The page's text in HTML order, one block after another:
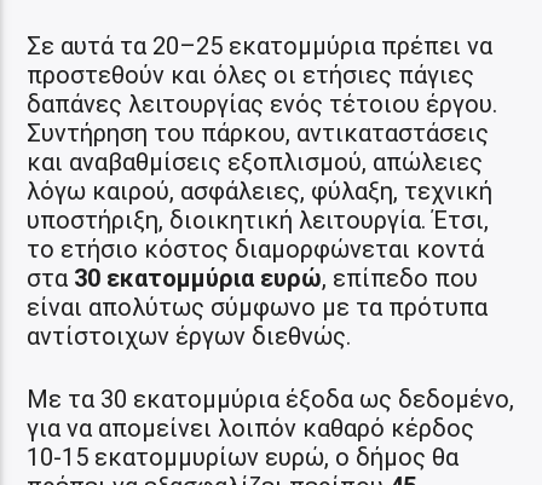
Σε αυτά τα 20–25 εκατομμύρια πρέπει να
προστεθούν και όλες οι ετήσιες πάγιες
δαπάνες λειτουργίας ενός τέτοιου έργου.
Συντήρηση του πάρκου, αντικαταστάσεις
και αναβαθμίσεις εξοπλισμού, απώλειες
λόγω καιρού, ασφάλειες, φύλαξη, τεχνική
υποστήριξη, διοικητική λειτουργία. Έτσι,
το ετήσιο κόστος διαμορφώνεται κοντά
στα 30 εκατομμύρια ευρώ, επίπεδο που
είναι απολύτως σύμφωνο με τα πρότυπα
αντίστοιχων έργων διεθνώς.
Με τα 30 εκατομμύρια έξοδα ως δεδομένο,
για να απομείνει λοιπόν καθαρό κέρδος
10-15 εκατομμυρίων ευρώ, ο δήμος θα